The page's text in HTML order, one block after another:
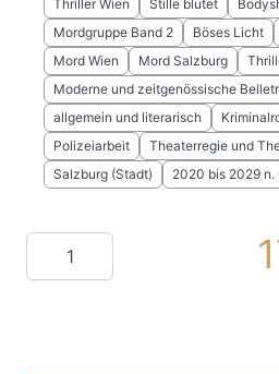
Thriller Wien Stille blutet
Mordgruppe Band 2
Böses Licht
Mord Wien
Mord Salzburg
Moderne und zeitgenössische
allgemein und literarisch
Polizeiarbeit
Theaterregie und
Salzburg (Stadt)
2020 bis 2029 n.
Menge